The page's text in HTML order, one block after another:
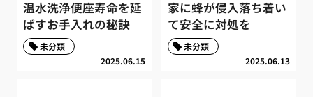
温水洗浄便座寿命を延
ばすお手入れの秘訣
2025.06.15
未分類
家に蜂が侵入落ち着い
て安全に対処を
2025.06.13
未分類